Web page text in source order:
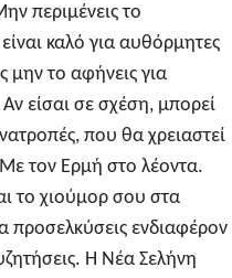
περιμένεις το
καλό για αυθόρμητες
μην το αφήνεις για
είσαι σε σχέση, μπορεί
που θα χρειαστεί
Με τον Ερμή στο λέοντα.
το χιούμορ σου στα
προσελκύσεις ενδιαφέρον
Η Νέα Σελήνη